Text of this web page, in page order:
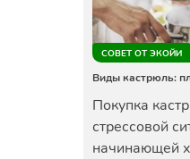
СОВЕТ ОТ ЭКОЙИ
Виды кастрюль:
Покупка
стрессовой
начинающей